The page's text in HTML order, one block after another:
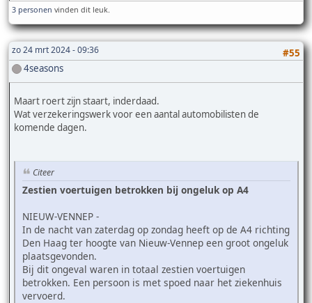
3 personen vinden dit leuk.
zo 24 mrt 2024 - 09:36
#55
4seasons
Maart roert zijn staart, inderdaad.
Wat verzekeringswerk voor een aantal automobilisten de
komende dagen.
Citeer
Zestien voertuigen betrokken bij ongeluk op A4
NIEUW-VENNEP -
In de nacht van zaterdag op zondag heeft op de A4 richting
Den Haag ter hoogte van Nieuw-Vennep een groot ongeluk
plaatsgevonden.
Bij dit ongeval waren in totaal zestien voertuigen
betrokken. Een persoon is met spoed naar het ziekenhuis
vervoerd.